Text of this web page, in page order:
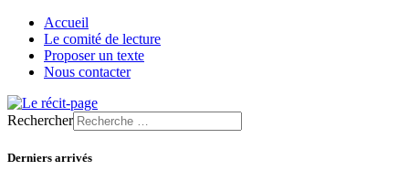
Accueil
Le comité de lecture
Proposer un texte
Nous contacter
Rechercher
Derniers arrivés